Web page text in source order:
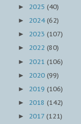
► 2025 (40)
► 2024(62)
► 2023 (107)
► 2022 (80)
► 2021 (106)
► 2020 (99)
► 2019 (106)
► 2018 (142)
► 2017 (121)